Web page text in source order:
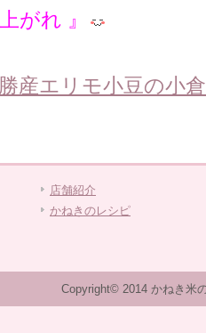
がれ 』
産エリモ小豆の小
店舗紹介
かねきのレシピ
Copyright© 2014 かねき米